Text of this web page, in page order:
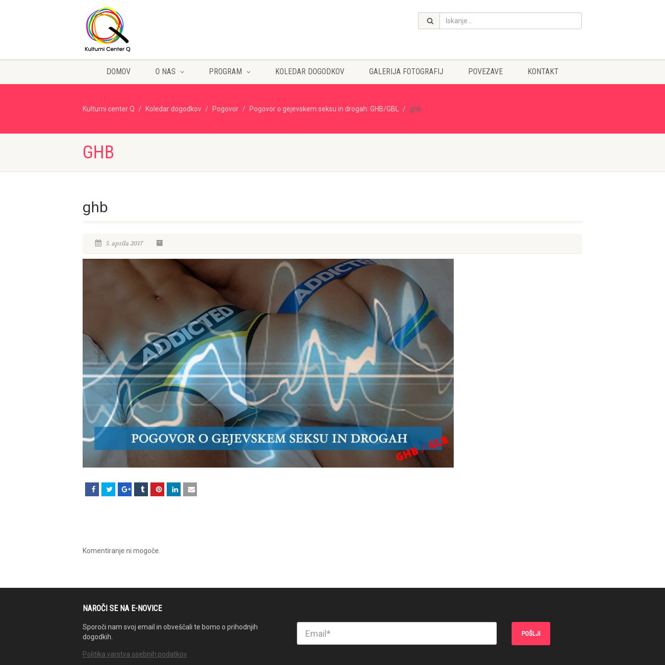
DOMOV O NAS PROGRAM KOLEDAR DOGODKOV GALERIJA FOTOGRAFIJ POVEZAVE KONTAKT
Kulturni center Q Koledar dogodkov Pogovor Pogovor o gejevskem seksu in drogah: GHB/GBL ghb
GHB
ghb
5. aprila 2017
Komentiranje ni mogoče.
NAROČI SE NA E-NOVICE
Sporoči nam svoj email in obveščali te bomo o prihodnjih
dogodkih.
Politika varstva osebnih podatkov